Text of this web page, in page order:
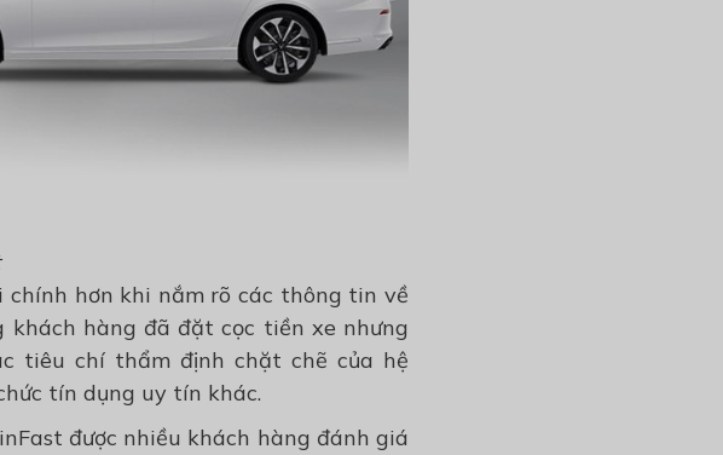
hơn khi nắm rõ các thông tin về
hàng đã đặt cọc tiền xe nhưng
tiêu chí thẩm định chặt chẽ của hệ
tín dụng uy tín khác.
được nhiều khách hàng đánh giá